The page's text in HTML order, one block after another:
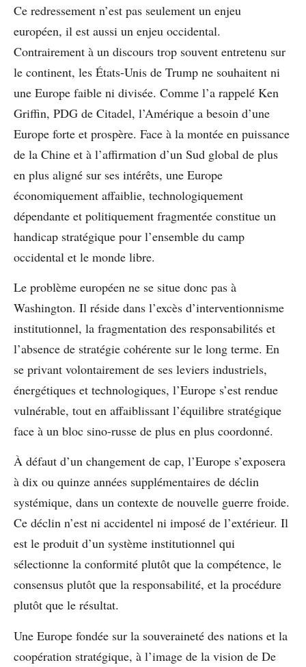
Ce redressement n’est pas seulement un enjeu
européen, il est aussi un enjeu occidental.
Contrairement à un discours trop souvent entretenu sur
le continent, les États-Unis de Trump ne souhaitent ni
une Europe faible ni divisée. Comme l’a rappelé Ken
Griffin, PDG de Citadel, l’Amérique a besoin d’une
Europe forte et prospère. Face à la montée en puissance
de la Chine et à l’affirmation d’un Sud global de plus
en plus aligné sur ses intérêts, une Europe
économiquement affaiblie, technologiquement
dépendante et politiquement fragmentée constitue un
handicap stratégique pour l’ensemble du camp
occidental et le monde libre.
Le problème européen ne se situe donc pas à
Washington. Il réside dans l’excès d’interventionnisme
institutionnel, la fragmentation des responsabilités et
l’absence de stratégie cohérente sur le long terme. En
se privant volontairement de ses leviers industriels,
énergétiques et technologiques, l’Europe s’est rendue
vulnérable, tout en affaiblissant l’équilibre stratégique
face à un bloc sino-russe de plus en plus coordonné.
À défaut d’un changement de cap, l’Europe s’exposera
à dix ou quinze années supplémentaires de déclin
systémique, dans un contexte de nouvelle guerre froide.
Ce déclin n’est ni accidentel ni imposé de l’extérieur. Il
est le produit d’un système institutionnel qui
sélectionne la conformité plutôt que la compétence, le
consensus plutôt que la responsabilité, et la procédure
plutôt que le résultat.
Une Europe fondée sur la souveraineté des nations et la
coopération stratégique, à l’image de la vision de De